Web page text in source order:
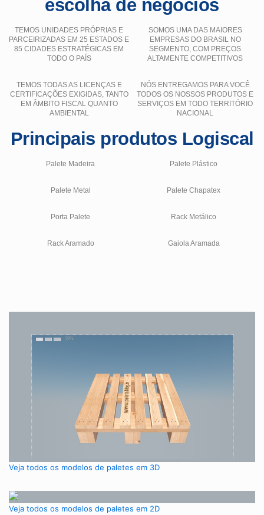
escolha de negócios
TEMOS UNIDADES PRÓPRIAS E
PARCEIRIZADAS EM 25 ESTADOS E
85 CIDADES ESTRATÉGICAS EM
TODO O PAÍS
SOMOS UMA DAS MAIORES
EMPRESAS DO BRASIL NO
SEGMENTO, COM PREÇOS
ALTAMENTE COMPETITIVOS
TEMOS TODAS AS LICENÇAS E
CERTIFICAÇÕES EXIGIDAS, TANTO
EM ÂMBITO FISCAL QUANTO
AMBIENTAL
NÓS ENTREGAMOS PARA VOCÊ
TODOS OS NOSSOS PRODUTOS E
SERVIÇOS EM TODO TERRITÓRIO
NACIONAL
Principais produtos Logiscal
Palete Madeira Palete Plástico
Palete Metal Palete Chapatex
Porta Palete Rack Metálico
Rack Aramado Gaiola Aramada
Veja todos os modelos de paletes em 3D
Veja todos os modelos de paletes em 2D